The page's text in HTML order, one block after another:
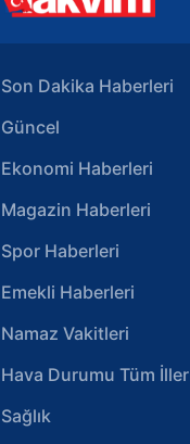
Son Dakika Haberleri
Güncel
Ekonomi Haberleri
Magazin Haberleri
Spor Haberleri
Emekli Haberleri
Namaz Vakitleri
Hava Durumu Tüm İller
Sağlık